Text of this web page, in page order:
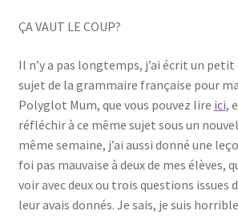
ÇA VAUT LE COUP?
Il n’y a pas longtemps, j’ai écrit un petit
sujet de la grammaire française pour
Polyglot Mum, que vous pouvez lire ici,
réfléchir à ce même sujet sous un
même semaine, j’ai aussi donné une
foi pas mauvaise à deux de mes élèves,
voir avec deux ou trois questions issues
leur avais donnés. Je sais, je suis